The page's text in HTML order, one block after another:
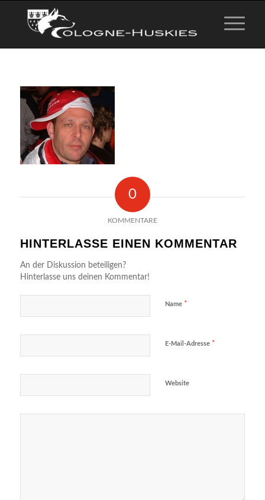
0
KOMMENTARE
HINTERLASSE EINEN KOMMENTAR
An der Diskussion beteiligen?
Hinterlasse uns deinen Kommentar!
Name *
E-Mail-Adresse *
Website